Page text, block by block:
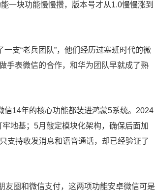
一块功能慢慢攒，版本号才从1.0慢慢涨到
支“老兵团队”，他们经历过塞班时代的微
手表微信的合作，和华为团队早就成了熟
14年的核心功能都装进鸿蒙5系统。2024
地基；5月敲定模块化架构，确保后面加
支持收发消息和语音通话，却已经验证了
友圈和微信支付，这两项功能安卓微信可是